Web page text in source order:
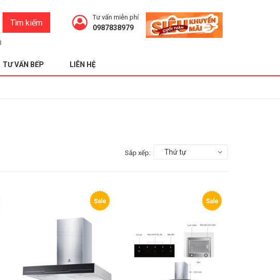
Tìm kiếm
Tư vấn miễn phí
0987838979
TƯ VẤN BẾP LIÊN HỆ
Sắp xếp: Thứ tự
Sale Sale